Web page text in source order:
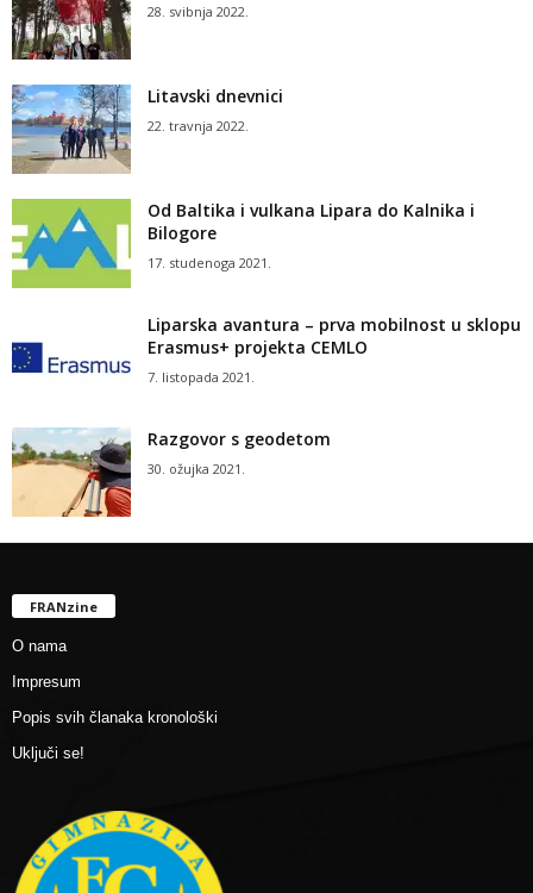
28. svibnja 2022.
Litavski dnevnici
22. travnja 2022.
Od Baltika i vulkana Lipara do Kalnika i
Bilogore
17. studenoga 2021.
Liparska avantura – prva mobilnost u sklopu
Erasmus+ projekta CEMLO
7. listopada 2021.
Razgovor s geodetom
30. ožujka 2021.
FRANzine
O nama
Impresum
Popis svih članaka kronološki
Uključi se!